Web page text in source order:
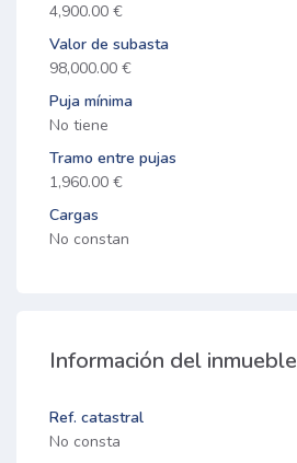
4,900.00 €
Valor de subasta
98,000.00 €
Puja mínima
No tiene
Tramo entre pujas
1,960.00 €
Cargas
No constan
Información del inmueble
Ref. catastral
No consta